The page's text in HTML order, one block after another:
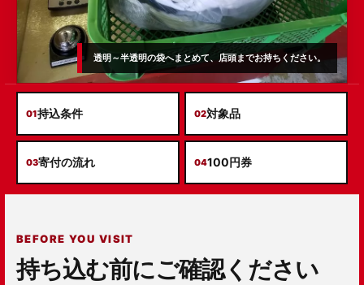
透明～半透明の袋へまとめて、店頭までお持ちください。
01持込条件 02対象品
03寄付の流れ 04100円券
BEFORE YOU VISIT
持ち込む前にご確認ください